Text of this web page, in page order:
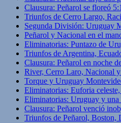
Clausura: Peñarol se floreó
Triunfos de Cerro Largo,
Segunda División: Uruguay
Peñarol y Nacional en el
Eliminatorias: Puntazo de
Triunfos de Argentina,
Clausura: Peñarol en noche
River, Cerro Laro, Nacional y
Torque y Uruguay
Eliminatorias: Euforia
Eliminatorias: Uruguay y una
Clausura: Peñarol venció
Triunfos de Peñarol, Boston,